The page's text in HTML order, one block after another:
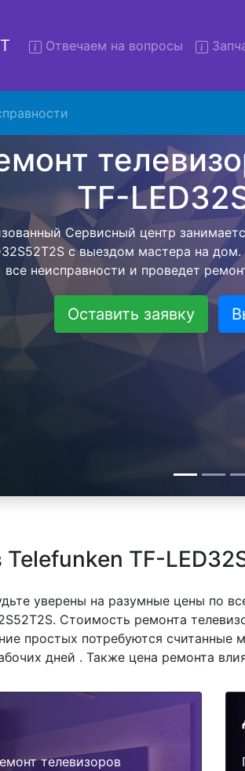
Отвечаем на вопросы
LED32S52T2S с
телевизоров Telefunken TF-
- с помощью нашей бесплатной
более детального
останется неизменно при
Оставить заявку
TF-
уверены на разумные цены по
Стоимость ремонта
простых потребуются
дней . Также цена ремонта
телевизоров